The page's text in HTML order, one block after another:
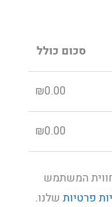
סכום כולל
₪0.00
₪0.00
המשתמש
פרטיותשלנו.